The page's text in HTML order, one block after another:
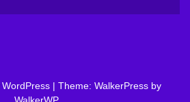
| Theme: WalkerPress by